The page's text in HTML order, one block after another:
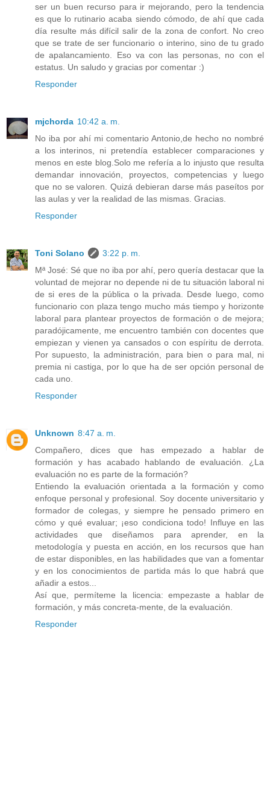
ser un buen recurso para ir mejorando, pero la tendencia
es que lo rutinario acaba siendo cómodo, de ahí que cada
día resulte más difícil salir de la zona de confort. No creo
que se trate de ser funcionario o interino, sino de tu grado
de apalancamiento. Eso va con las personas, no con el
estatus. Un saludo y gracias por comentar :)
Responder
mjchorda 10:42 a. m.
No iba por ahí mi comentario Antonio,de hecho no nombré
a los interinos, ni pretendía establecer comparaciones y
menos en este blog.Solo me refería a lo injusto que resulta
demandar innovación, proyectos, competencias y luego
que no se valoren. Quizá debieran darse más paseítos por
las aulas y ver la realidad de las mismas. Gracias.
Responder
Toni Solano
3:22 p. m.
Mª José: Sé que no iba por ahí, pero quería destacar que la
voluntad de mejorar no depende ni de tu situación laboral ni
de si eres de la pública o la privada. Desde luego, como
funcionario con plaza tengo mucho más tiempo y horizonte
laboral para plantear proyectos de formación o de mejora;
paradójicamente, me encuentro también con docentes que
empiezan y vienen ya cansados o con espíritu de derrota.
Por supuesto, la administración, para bien o para mal, ni
premia ni castiga, por lo que ha de ser opción personal de
cada uno.
Responder
Unknown 8:47 a. m.
Compañero, dices que has empezado a hablar de
formación y has acabado hablando de evaluación. ¿La
evaluación no es parte de la formación?
Entiendo la evaluación orientada a la formación y como
enfoque personal y profesional. Soy docente universitario y
formador de colegas, y siempre he pensado primero en
cómo y qué evaluar; ¡eso condiciona todo! Influye en las
actividades que diseñamos para aprender, en la
metodología y puesta en acción, en los recursos que han
de estar disponibles, en las habilidades que van a fomentar
y en los conocimientos de partida más lo que habrá que
añadir a estos...
Así que, permíteme la licencia: empezaste a hablar de
formación, y más concreta-mente, de la evaluación.
Responder